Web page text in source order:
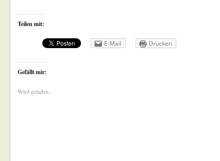
Teilen mit:
E-Mail Drucken
Gefällt mir:
Wird geladen...